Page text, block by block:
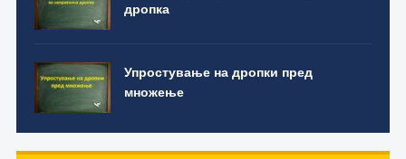
дропка
Упростување на дропки пред
множење